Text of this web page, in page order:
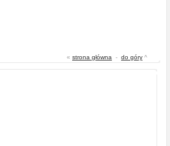
« strona główna - do góry ^